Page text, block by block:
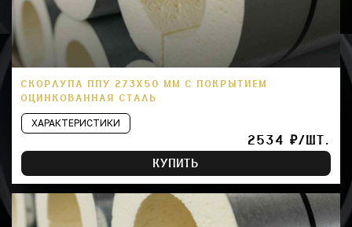
СКОРЛУПА ППУ 273Х50 ММ С ПОКРЫТИЕМ
ОЦИНКОВАННАЯ СТАЛЬ
ХАРАКТЕРИСТИКИ
2534 ₽/ШТ.
КУПИТЬ